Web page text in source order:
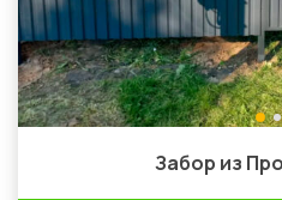
Забор из